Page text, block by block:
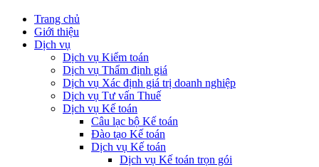
Trang chủ
Giới thiệu
Dịch vụ
Dịch vụ Kiểm toán
Dịch vụ Thẩm định giá
Dịch vụ Xác định giá trị doanh nghiệp
Dịch vụ Tư vấn Thuế
Dịch vụ Kế toán
Câu lạc bộ Kế toán
Đào tạo Kế toán
Dịch vụ Kế toán
Dịch vụ Kế toán trọn gói